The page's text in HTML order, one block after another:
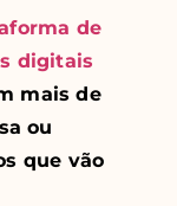
de
digitais
mais de
ou
que vão